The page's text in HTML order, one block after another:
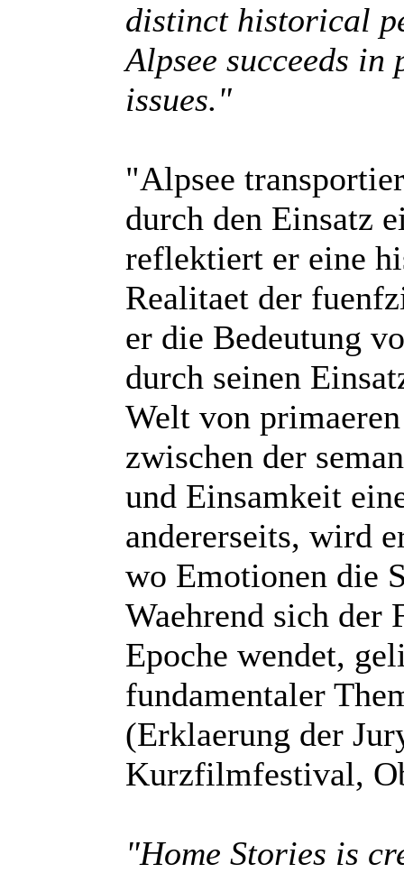
distinct historical
Alpsee succeeds
issues."
"Alpsee
durch den Einsatz
reflektiert er eine
Realitaet der
er die Bedeutung
durch seinen
Welt von
zwischen der
und Einsamkeit
andererseits, wird
wo Emotionen die
Waehrend sich der
Epoche wendet,
fundamentaler
(Erklaerung der
Kurzfilmfestival,
"Home Stories is